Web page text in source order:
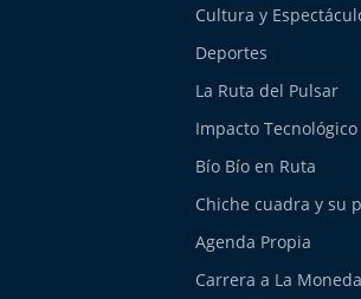
Cultura y
Deportes
La Ruta del Pulsar
Impacto Tecnológico
Bío Bío en Ruta
Chiche cuadra y su
Agenda Propia
Carrera a La Moneda